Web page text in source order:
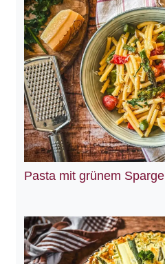
Pasta mit grünem Spargel